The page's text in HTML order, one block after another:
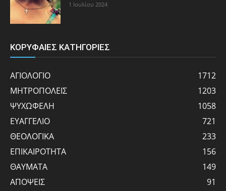
1 Ιουλίου 2024
ΚΟΡΥΦΑΙΕΣ ΚΑΤΗΓΟΡΙΕΣ
ΑΓΙΟΛΟΓΙΟ
1712
ΜΗΤΡΟΠΟΛΕΙΣ
1203
ΨΥΧΩΦΕΛΗ
1058
ΕΥΑΓΓΕΛΙΟ
721
ΘΕΟΛΟΓΙΚΑ
233
ΕΠΙΚΑΙΡΟΤΗΤΑ
156
ΘΑΥΜΑΤΑ
149
ΑΠΟΨΕΙΣ
91